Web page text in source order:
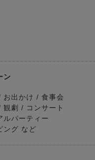
ン
お出かけ / 食事会
観劇 / コンサート
ルパーティー
ング など